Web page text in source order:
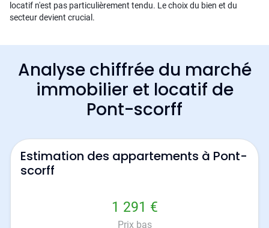
locatif n'est pas particulièrement tendu. Le choix du bien et du
secteur devient crucial.
Analyse chiffrée du marché
immobilier et locatif de
Pont-scorff
Estimation des appartements à Pont-
scorff
1 291 €
Prix bas